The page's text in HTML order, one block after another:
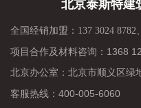
北京泰斯特建
全国经销加盟：137 3024 8782、
项目合作及材料咨询： 1368
北京办公室：北京市顺义区绿
客服热线： 400-005-6060